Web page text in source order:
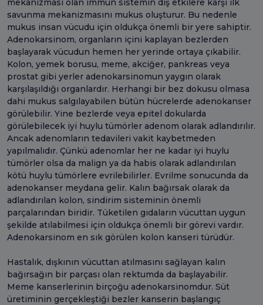
mekanizması olan immün sistemin dış etkilere karşı ilk
savunma mekanizmasını mukus oluşturur. Bu nedenle
mukus insan vücudu için oldukça önemli bir yere sahiptir.
Adenokarsinom, organların içini kaplayan bezlerden
başlayarak vücudun hemen her yerinde ortaya çıkabilir.
Kolon, yemek borusu, meme, akciğer, pankreas veya
prostat gibi yerler adenokarsinomun yaygın olarak
karşılaşıldığı organlardır. Herhangi bir bez dokusu olmasa
dahi mukus salgılayabilen bütün hücrelerde adenokanser
görülebilir. Yine bezlerde veya epitel dokularda
görülebilecek iyi huylu tümörler adenom olarak adlandırılır.
Ancak adenomların tedavileri vakit kaybetmeden
yapılmalıdır. Çünkü adenomlar her ne kadar iyi huylu
tümörler olsa da malign ya da habis olarak adlandırılan
kötü huylu tümörlere evrilebilirler. Evrilme sonucunda da
adenokanser meydana gelir. Kalın bağırsak olarak da
adlandırılan kolon, sindirim sisteminin önemli
parçalarından biridir. Tüketilen gıdaların vücuttan uygun
şekilde atılabilmesi için oldukça önemli bir görevi vardır.
Adenokarsinom en sık görülen kolon kanseri türüdür.
Hastalık, dışkının vücuttan atılmasını sağlayan kalın
bağırsağın bir parçası olan rektumda da başlayabilir.
Meme kanserlerinin birçoğu adenokarsinomdur. Süt
üretiminin gerçekleştiği bezler kanserin başlangıç